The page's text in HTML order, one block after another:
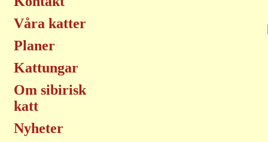
Våra katter
Planer
Kattungar
Om sibirisk
katt
Nyheter